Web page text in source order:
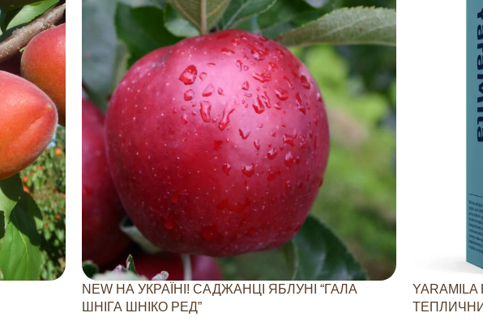
NEW НА УКРАЇНІ! САДЖАНЦІ ЯБЛУНІ “ГАЛА
ШНІГА ШНІКО РЕД”